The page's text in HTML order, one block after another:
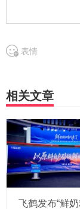
表情
相关文章